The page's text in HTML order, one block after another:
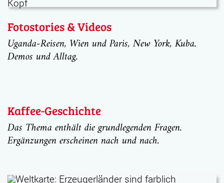
Fotostories & Videos
Uganda-Reisen, Wien und Paris, New York, Kuba.
Demos und Alltag.
Kaffee-Geschichte
Das Thema enthält die grundlegenden Fragen.
Ergänzungen erscheinen nach und nach.